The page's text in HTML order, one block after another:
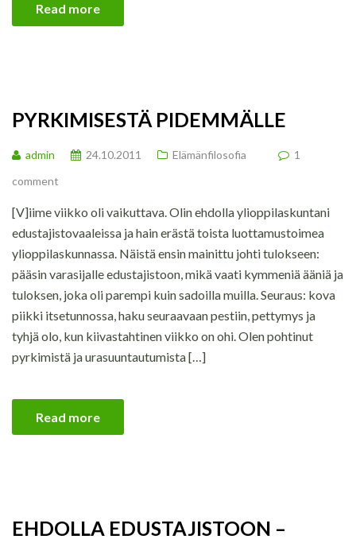
Read more
PYRKIMISESTÄ PIDEMMÄLLE
admin 24.10.2011 Elämänfilosofia
1
comment
[V]iime viikko oli vaikuttava. Olin ehdolla ylioppilaskuntani
edustajistovaaleissa ja hain erästä toista luottamustoimea
ylioppilaskunnassa. Näistä ensin mainittu johti tulokseen:
pääsin varasijalle edustajistoon, mikä vaati kymmeniä ääniä ja
tuloksen, joka oli parempi kuin sadoilla muilla. Seuraus: kova
piikki itsetunnossa, haku seuraavaan pestiin, pettymys ja
tyhjä olo, kun kiivastahtinen viikko on ohi. Olen pohtinut
pyrkimistä ja urasuuntautumista […]
Read more
EHDOLLA EDUSTAJISTOON –